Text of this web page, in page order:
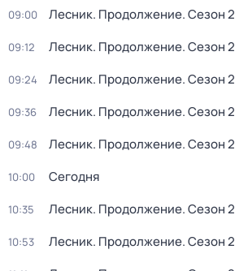
09:00 Лесник. Продолжение. Сезон 2
09:12 Лесник. Продолжение. Сезон 2
09:24 Лесник. Продолжение. Сезон 2
09:36 Лесник. Продолжение. Сезон 2
09:48 Лесник. Продолжение. Сезон 2
10:00 Сегодня
10:35 Лесник. Продолжение. Сезон 2
10:53 Лесник. Продолжение. Сезон 2